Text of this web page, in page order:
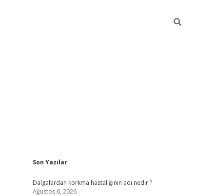
Sidebar
Son Yazılar
Dalgalardan korkma hastalığının adı nedir ?
Ağustos 6, 2026